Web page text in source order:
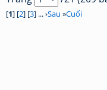
[1] [2] [3] ... ›Sau »Cuối